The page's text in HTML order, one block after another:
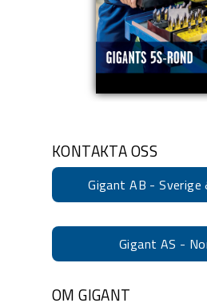
KONTAKTA OSS
Gigant AB - Sverige
Gigant AS -
OM GIGANT